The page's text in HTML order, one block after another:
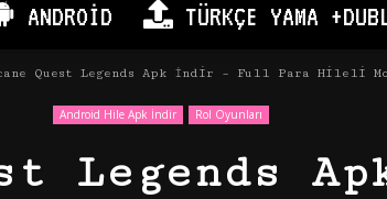
ANDROID TÜRKÇE YAMA
Quest Legends Apk İndir – Full Para Hileli
Android Hile Apk İndir Rol Oyunları
Legends